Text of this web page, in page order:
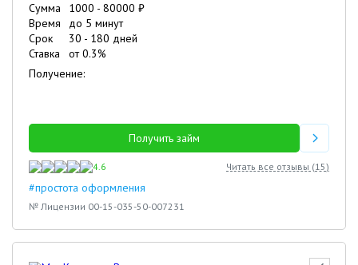
Сумма 1000 - 80000 ₽
Время
до 5 минут
Срок
30 - 180 дней
Ставка
от0.3%
Получение:
Получить займ
4.6 Читать все отзывы (15)
#простота оформления
№ Лицензии 00-15-035-50-007231